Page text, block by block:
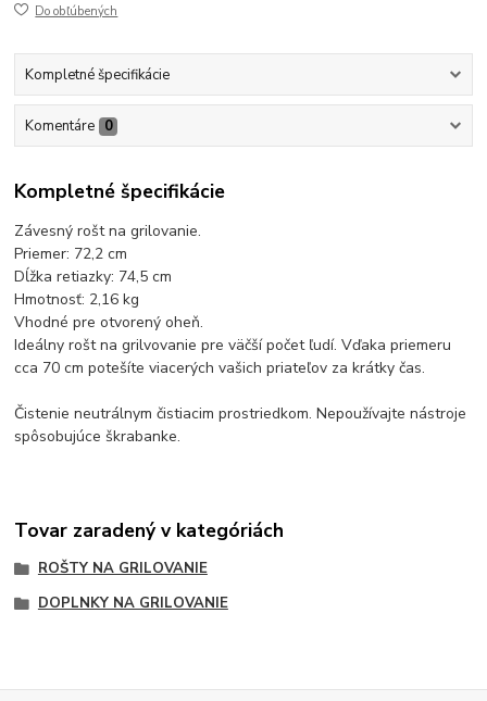
Do obľúbených
Kompletné špecifikácie
Komentáre 0
Kompletné špecifikácie
Závesný rošt na grilovanie.
Priemer: 72,2 cm
Dĺžka retiazky: 74,5 cm
Hmotnosť: 2,16 kg
Vhodné pre otvorený oheň.
Ideálny rošt na grilvovanie pre väčší počet ľudí. Vďaka priemeru
cca 70 cm potešíte viacerých vašich priateľov za krátky čas.
Čistenie neutrálnym čistiacim prostriedkom. Nepoužívajte nástroje
spôsobujúce škrabanke.
Tovar zaradený v kategóriách
ROŠTY NA GRILOVANIE
DOPLNKY NA GRILOVANIE